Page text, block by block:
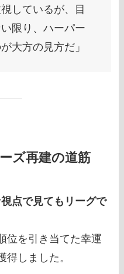
しているが、目
限り、ハーパー
大方の見方だ」
ズ再建の道筋
点で見てもリーグで
位を引き当てた幸運
得しました。